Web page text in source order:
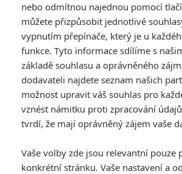
Tag: Deaths Birde
ČLÁNKY FILMY(0) OSOBY(0) VIDEA (0)
si loni
Anarvin |
nebo odmítnou najednou pomocí
můžete přizpůsobit jednotlivé
vypnutím přepínače, který je u
funkce. Tyto informace sdílíme s
základě souhlasu a oprávněného
dodavateli najdete seznam našich
možnost upravit váš souhlas pro
vznést námitku proti zpracování
tvrdí, že mají oprávněný zájem vaše
Vaše volby zde jsou relevantní pouze
konkrétní stránku. Vaše nastavení a